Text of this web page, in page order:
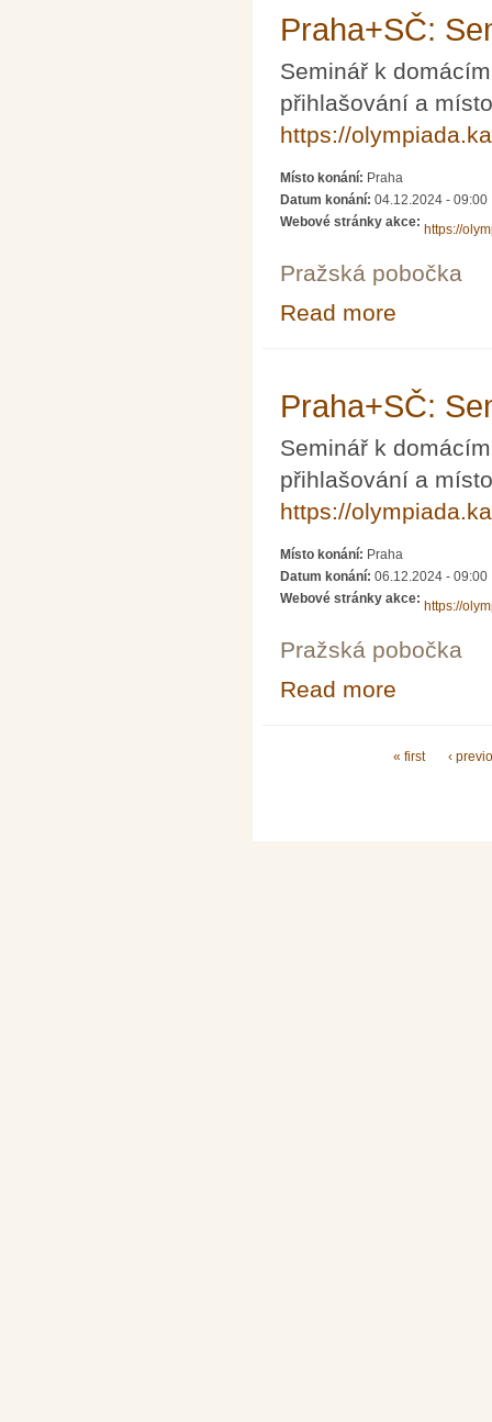
Praha+SČ:
Seminář k
přihlašování a
https://
Místo konání: Praha
Datum konání: 04.12.2024 - 09:00
Webové stránky akce:
https://
Pražská pobočka
Read more
Praha+SČ:
Seminář k
přihlašování a
https://
Místo konání: Praha
Datum konání: 06.12.2024 - 09:00
Webové stránky akce:
https://
Pražská pobočka
Read more
« first ‹